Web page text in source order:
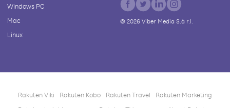
Windows PC
Mac
Linux
© 2026Viber Media S.à r.l.
Rakuten Viki Rakuten Kobo Rakuten Travel
Rakuten Marketing